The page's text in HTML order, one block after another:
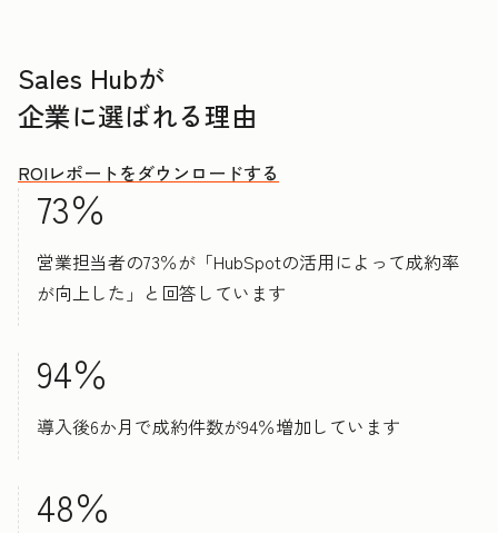
Sales Hubが
企業に選ばれる理由
ROIレポートをダウンロードする
73％
営業担当者の73％が「HubSpotの活用によって成約率
が向上した」と回答しています
94％
導入後6か月で成約件数が94％増加しています
48％